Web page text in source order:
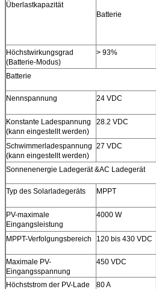
Überlastkapazität
Batterie
Höchstwirkungsgrad
(Batterie-Modus)
> 93%
Batterie
Nennspannung 24 VDC
Konstante Ladespannung
(kann eingestellt werden)
28.2 VDC
Schwimmerladespannung
(kann eingestellt werden)
27 VDC
Sonnenenergie Ladegerät &AC Ladegerät
Typ des Solarladegeräts MPPT
PV-maximale
Eingangsleistung
4000 W
MPPT-Verfolgungsbereich 120 bis 430 VDC
Maximale PV-
Eingangsspannung
450 VDC
Höchststrom der PV-Lade 80 A